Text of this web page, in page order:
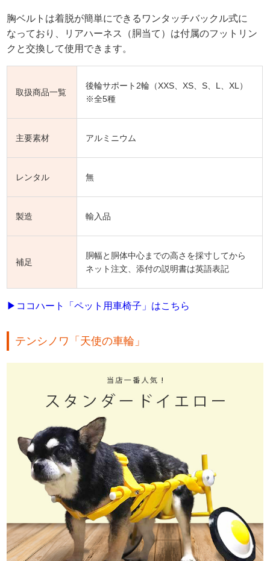
胸ベルトは着脱が簡単にできるワンタッチバックル式に
なっており、リアハーネス（胴当て）は付属のフットリン
クと交換して使用できます。
取扱商品一覧
後輪サポート2輪（XXS、XS、S、L、XL）
※全5種
主要素材 アルミニウム
レンタル 無
製造 輸入品
補足
胴幅と胴体中心までの高さを採寸してから
ネット注文、添付の説明書は英語表記
▶ココハート「ペット用車椅子」はこちら
テンシノワ「天使の車輪」